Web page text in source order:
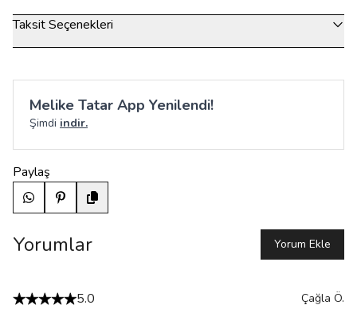
Taksit Seçenekleri
Melike Tatar App Yenilendi!
Şimdi indir.
Paylaş
Yorumlar Yorum Ekle
5.0 Çağla Ö.